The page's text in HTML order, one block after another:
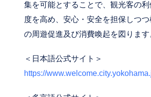
集を可能とすることで、観光客の利
度を高め、安心・安全を担保しつ
の周遊促進及び消費喚起を図ります
＜日本語公式サイト＞
https://